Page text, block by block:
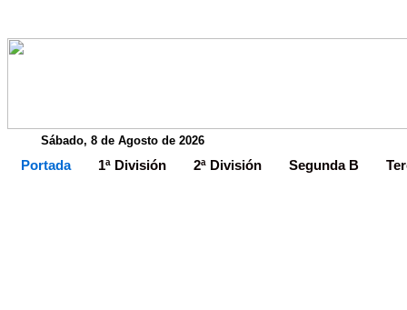
Sábado, 8 de Agosto de 2026
Portada 1ª División 2ª División Segunda B